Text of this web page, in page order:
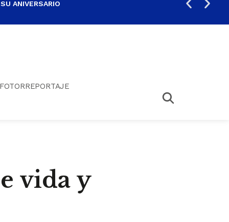
ANIVERSARIO
vida y